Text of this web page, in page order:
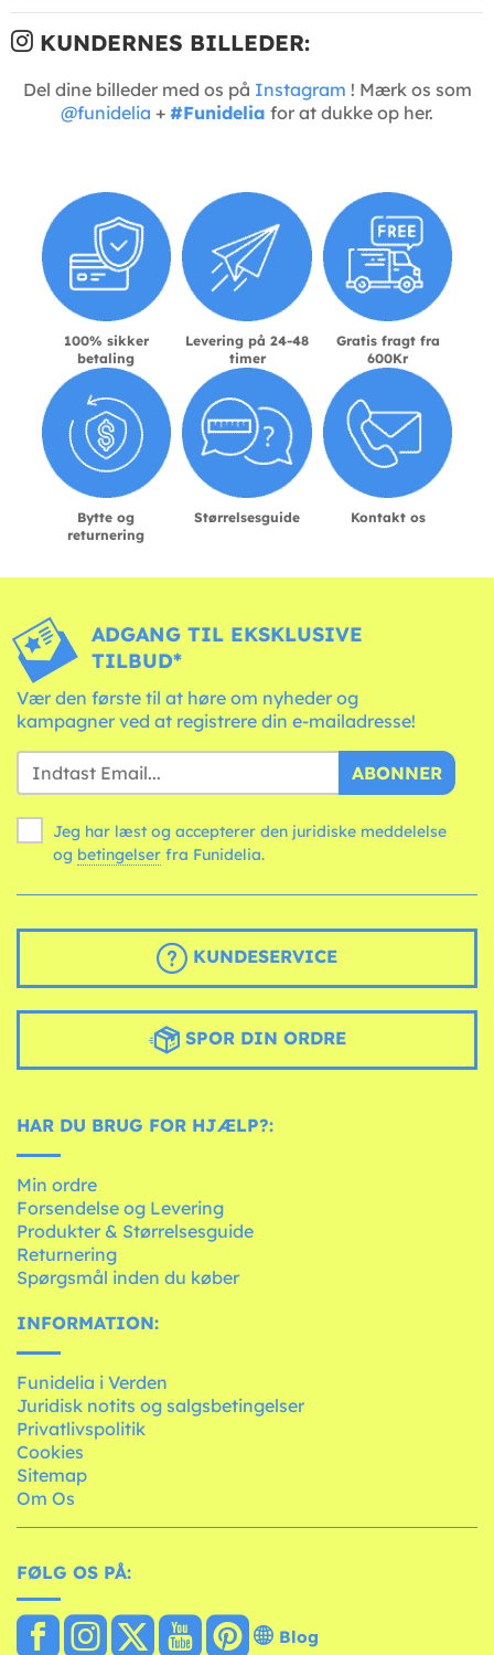
KUNDERNES BILLEDER:
Del dine billeder med os på Instagram ! Mærk os som
@funidelia + #Funidelia for at dukke op her.
100% sikker
betaling
Levering på 24-48
timer
Gratis fragt fra
600Kr
Bytte og
returnering
Størrelsesguide Kontakt os
ADGANG TIL EKSKLUSIVE
TILBUD*
Vær den første til at høre om nyheder og
kampagner ved at registrere din e-mailadresse!
ABONNER
Jeg har læst og accepterer den juridiske meddelelse
og betingelser fra Funidelia.
KUNDESERVICE
SPOR DIN ORDRE
HAR DU BRUG FOR HJÆLP?:
Min ordre
Forsendelse og Levering
Produkter & Størrelsesguide
Returnering
Spørgsmål inden du køber
INFORMATION:
Funidelia i Verden
Juridisk notits og salgsbetingelser
Privatlivspolitik
Cookies
Sitemap
Om Os
FØLG OS PÅ:
Blog